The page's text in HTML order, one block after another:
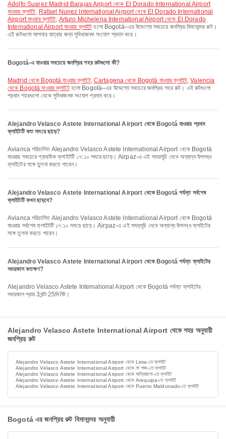
Adolfo Suarez Madrid Barajas Airport থেকে El Dorado International Airport
যাওয়ার ফ্লাইট, Rafael Nunez International Airport থেকে El Dorado International
Airport যাওয়ার ফ্লাইট, Arturo Michelena International Airport থেকে El Dorado
International Airport যাওয়ার ফ্লাইট হলো Bogotá–এর উদ্দেশ্যে সবচেয়ে জনপ্রিয় বিমানবন্দর রুট।
এই রুটগুলো আপনার যাত্রার জন্য সুবিধাজনক সংযোগ প্রদান করে।
Bogotá-এ যাওয়ার সবচেয়ে জনপ্রিয় শহর রুটগুলো কী?
Madrid থেকে Bogotá যাওয়ার ফ্লাইট, Cartagena থেকে Bogotá যাওয়ার ফ্লাইট,Valencia
থেকে Bogotá যাওয়ার ফ্লাইটহলো Bogotá–এর উদ্দেশ্যে সবচেয়ে জনপ্রিয় শহর রুট। এই রুটগুলো
প্রধান শহরগুলো থেকে সুবিধাজনক সংযোগ প্রদান করে।
Alejandro Velasco Astete International Airport থেকে Bogotá যাওয়ার প্রথম
ফ্লাইটটি কত সময়ে ছাড়ে?
Avianca পরিচালিত Alejandro Velasco Astete International Airport থেকে Bogotá
যাওয়ার সবচেয়ে প্রাথমিক ফ্লাইটটি ১৭:১০ সময়ে ছাড়ে। Airpaz-এ এই সময়সূচি দেখে অন্যান্য উপলব্ধ
ফ্লাইটের সঙ্গে তুলনা করতে পারেন।
Alejandro Velasco Astete International Airport থেকে Bogotá পর্যন্ত সর্বশেষ
ফ্লাইটটি কখন ছাড়বে?
Avianca পরিচালিত Alejandro Velasco Astete International Airport থেকে Bogotá
যাওয়ার সর্বশেষ ফ্লাইটটি ১৭:১০ সময়ে ছাড়ে। Airpaz-এ এই সময়সূচি দেখে অন্যান্য উপলব্ধ ফ্লাইটের
সঙ্গে তুলনা করতে পারেন।
Alejandro Velasco Astete International Airport থেকে Bogotá পর্যন্ত ফ্লাইটের
সময়কাল কতক্ষণ?
Alejandro Velasco Astete International Airport থেকে Bogotá পর্যন্ত ফ্লাইটের
সময়কাল প্রায় 3ঘন্টা 25মিনিট।
Alejandro Velasco Astete International Airport থেকে শহর অনুযায়ী
জনপ্রিয় রুট
Alejandro Velasco Astete International Airport থেকে Lima-তে ফ্লাইট
Alejandro Velasco Astete International Airport থেকে লা পাজ-তে ফ্লাইট
Alejandro Velasco Astete International Airport থেকে সান্তিয়াগো-তে ফ্লাইট
Alejandro Velasco Astete International Airport থেকে Arequipa-তে ফ্লাইট
Alejandro Velasco Astete International Airport থেকে Puerto Maldonado-তে ফ্লাইট
Bogotá এর জনপ্রিয় রুট বিমানবন্দর অনুযায়ী